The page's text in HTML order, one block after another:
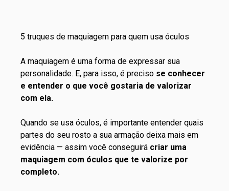
5 truques de maquiagem para quem usa óculos
A maquiagem é uma forma de expressar sua
personalidade. E, para isso, é preciso se conhecer
e entender o que você gostaria de valorizar
com ela.
Quando se usa óculos, é importante entender quais
partes do seu rosto a sua armação deixa mais em
evidência — assim você conseguirá criar uma
maquiagem com óculos que te valorize por
completo.